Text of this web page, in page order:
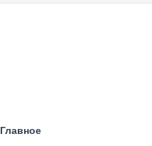
Главное